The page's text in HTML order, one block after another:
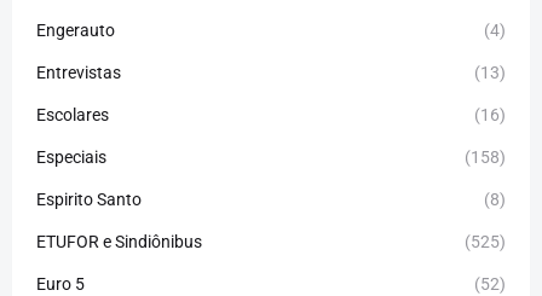
Engerauto (4)
Entrevistas (13)
Escolares (16)
Especiais (158)
Espirito Santo (8)
ETUFOR e Sindiônibus (525)
Euro 5 (52)